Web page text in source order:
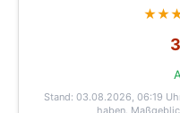
Stand: 03.08.2026, 06:19
haben.